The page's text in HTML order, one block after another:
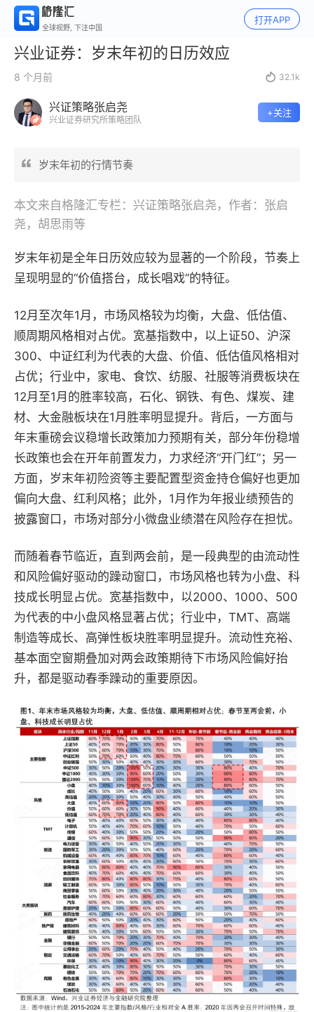
全球视野, 下注中国
打开APP
兴业证券：岁末年初的日历效应
8 个月前  32.1k
兴证策略张启尧
兴业证券研究所策略团队
+关注
岁末年初的行情节奏
本文来自格隆汇专栏：兴证策略张启尧，作者：张启
尧，胡思雨等
岁末年初是全年日历效应较为显著的一个阶段，节奏上
呈现明显的“价值搭台，成长唱戏”的特征。
12月至次年1月，市场风格较为均衡，大盘、低估值、
顺周期风格相对占优。 宽基指数中，以上证50、沪深
300、中证红利 为代表的大盘、价值、低估值风格相对
占优；行业中， 家电、食饮、纺服、社服等消费板块在
12月至1月的胜率较高， 石化、钢铁、有色、煤炭、建
材、大金融板块在1月 胜率明显提升。背后，一方面与
年末重磅会议稳增长政策加力预期有关，部分年份稳增
长政策也会在开年前置发力，力求经济“开门红”；另一
方面， 岁末年初险资等主要配置型资金持仓偏好也更加
偏向大盘、红利风格；此外，1月作为年报业绩预告的
披露窗口，市场对部分小微盘业绩潜在风险存在担忧。
而随着春节临近，直到两会前，是一段典型的由流动性
和风险偏好驱动的躁动窗口，市场风格也转为小盘、科
技成长明显占优。 宽基指数中，以2000、1000、500
为代表的中小盘风格显著占优；行业中， TMT、高端
制造等成长、高弹性板块胜率明显提升。 流动性充裕、
基本面空窗期叠加对两会政策期待下市场风险偏好抬
升，都是驱动春季躁动的重要原因。